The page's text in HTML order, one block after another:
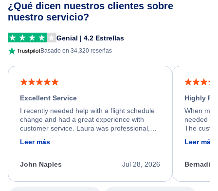
¿Qué dicen nuestros clientes sobre
nuestro servicio?
Genial | 4.2 Estrellas
Basado en 34,320 reseñas
Excellent Service
I recently needed help with a flight schedule
change and had a great experience with
customer service. Laura was professional,
friendly, and very helpful throughout the
process. She quickly found a solution and
appreciate her excellent service.
Leer más
Jul 28, 2026
John Naples
Highly
When my
needed
The
calm,
my issue.
Leer más